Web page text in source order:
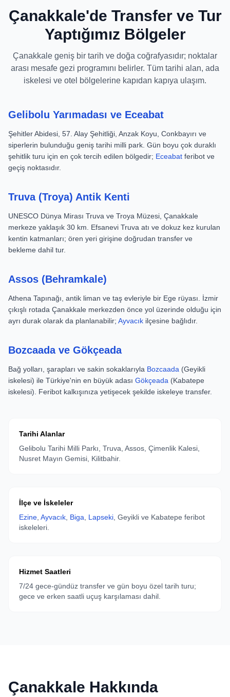
Çanakkale'de Transfer ve Tur
Yaptığımız Bölgeler
Çanakkale geniş bir tarih ve doğa coğrafyasıdır; noktalar
arası mesafe gezi programını belirler. Tüm tarihi alan, ada
iskelesi ve otel bölgelerine kapıdan kapıya ulaşım.
Gelibolu Yarımadası ve Eceabat
Şehitler Abidesi, 57. Alay Şehitliği, Anzak Koyu, Conkbayırı ve
siperlerin bulunduğu geniş tarihi milli park. Gün boyu çok duraklı
şehitlik turu için en çok tercih edilen bölgedir; Eceabat feribot ve
geçiş noktasıdır.
Truva (Troya) Antik Kenti
UNESCO Dünya Mirası Truva ve Troya Müzesi, Çanakkale
merkeze yaklaşık 30 km. Efsanevi Truva atı ve dokuz kez kurulan
kentin katmanları; ören yeri girişine doğrudan transfer ve
bekleme dahil tur.
Assos (Behramkale)
Athena Tapınağı, antik liman ve taş evleriyle bir Ege rüyası. İzmir
çıkışlı rotada Çanakkale merkezden önce yol üzerinde olduğu için
ayrı durak olarak da planlanabilir; Ayvacık ilçesine bağlıdır.
Bozcaada ve Gökçeada
Bağ yolları, şarapları ve sakin sokaklarıyla Bozcaada (Geyikli
iskelesi) ile Türkiye'nin en büyük adası Gökçeada (Kabatepe
iskelesi). Feribot kalkışınıza yetişecek şekilde iskeleye transfer.
Tarihi Alanlar
Gelibolu Tarihi Milli Parkı, Truva, Assos, Çimenlik Kalesi,
Nusret Mayın Gemisi, Kilitbahir.
İlçe ve İskeleler
Ezine Ayvacık Biga Lapseki , Geyikli ve Kabatepe feribot
iskeleleri.
Hizmet Saatleri
7/24 gece-gündüz transfer ve gün boyu özel tarih turu;
gece ve erken saatli uçuş karşılaması dahil.
Çanakkale Hakkında